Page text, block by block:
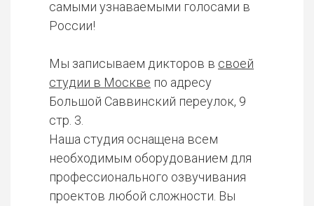
самыми узнаваемыми голосами в
России!
Мы записываем дикторов в своей
студии в Москве по адресу
Большой Саввинский переулок, 9
стр. 3.
Наша студия оснащена всем
необходимым оборудованием для
профессионального озвучивания
проектов любой сложности. Вы